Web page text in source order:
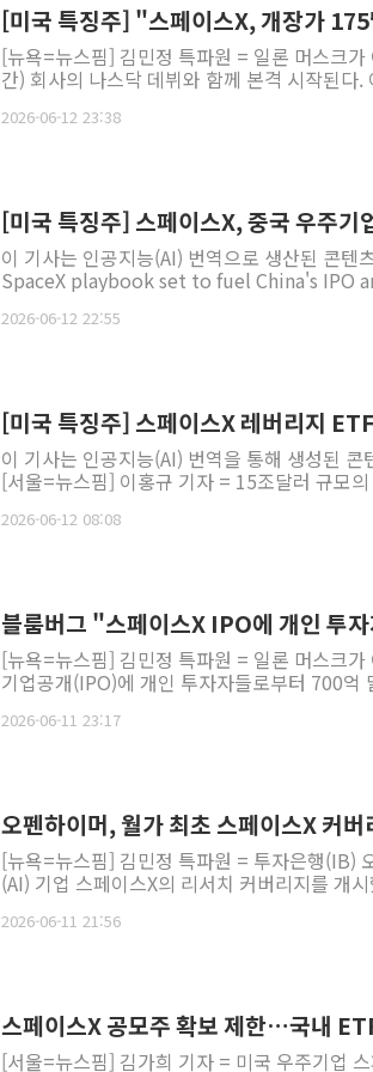
[미국 특징주] "스페이스X, 개장가
[뉴욕=뉴스핌] 김민정 특파원 = 일론 머스크
간) 회사의 나스닥 데뷔와 함께 본격 시작된다
2026-06-12 23:38
[미국 특징주] 스페이스X, 중국 우주
이 기사는 인공지능(AI) 번역으로 생산된 콘
SpaceX playbook set to fuel China's IPO
2026-06-12 22:55
[미국 특징주] 스페이스X 레버리지
이 기사는 인공지능(AI) 번역을 통해 생성된
[서울=뉴스핌] 이홍규 기자 = 15조달러 규모
2026-06-12 08:08
블룸버그 "스페이스X IPO에 개인 투
[뉴욕=뉴스핌] 김민정 특파원 = 일론 머스크가
기업공개(IPO)에 개인 투자자들로부터 700억
2026-06-11 23:17
오펜하이머, 월가 최초 스페이스X 커
[뉴욕=뉴스핌] 김민정 특파원 = 투자은행(IB)
(AI) 기업 스페이스X의 리서치 커버리지를 개
2026-06-11 21:56
스페이스X 공모주 확보 제한…국내
[서울=뉴스핌] 김가희 기자 = 미국 우주기업